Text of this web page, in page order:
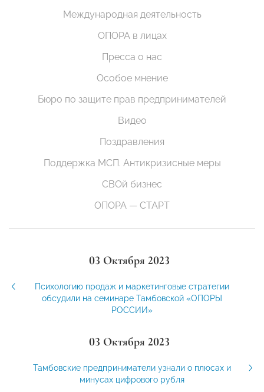
Международная деятельность
ОПОРА в лицах
Пресса о нас
Особое мнение
Бюро по защите прав предпринимателей
Видео
Поздравления
Поддержка МСП. Антикризисные меры
СВОй бизнес
ОПОРА — СТАРТ
03 Октября 2023
Психологию продаж и маркетинговые стратегии
обсудили на семинаре Тамбовской «ОПОРЫ
РОССИИ»
03 Октября 2023
Тамбовские предприниматели узнали о плюсах и
минусах цифрового рубля